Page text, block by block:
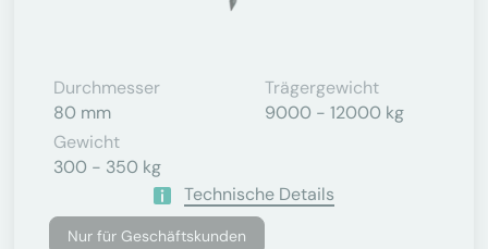
Durchmesser
80 mm
Trägergewicht
9000 - 12000 kg
Gewicht
300 - 350 kg
Technische Details
Nur für Geschäftskunden